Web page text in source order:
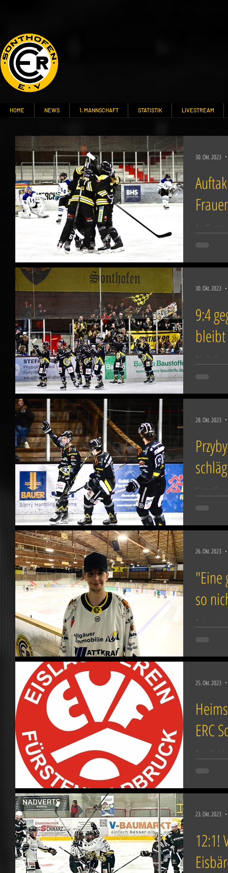
HOME NEWS 1. MANNSCHAFT STATISTIK LIVESTREAM
Am
30. Okt. 2023
9:4
Die
30. Okt. 2023
Sechs
28. Okt. 2023
"Eine
so
Seit rund
26. Okt. 2023
ERC
Zwei
25. Okt. 2023
12:1!
23. Okt. 2023